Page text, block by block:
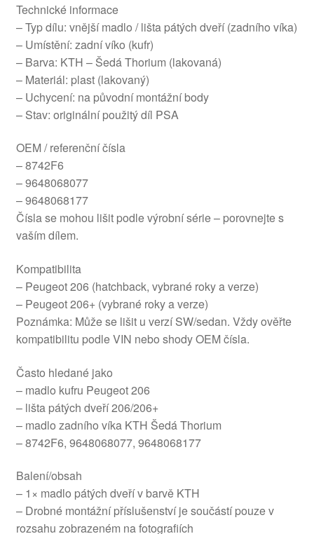
Technické informace
– Typ dílu: vnější madlo / lišta pátých dveří (zadního víka)
– Umístění: zadní víko (kufr)
– Barva: KTH – Šedá Thorium (lakovaná)
– Materiál: plast (lakovaný)
– Uchycení: na původní montážní body
– Stav: originální použitý díl PSA
OEM / referenční čísla
– 8742F6
– 9648068077
– 9648068177
Čísla se mohou lišit podle výrobní série – porovnejte s
vaším dílem.
Kompatibilita
– Peugeot 206 (hatchback, vybrané roky a verze)
– Peugeot 206+ (vybrané roky a verze)
Poznámka: Může se lišit u verzí SW/sedan. Vždy ověřte
kompatibilitu podle VIN nebo shody OEM čísla.
Často hledané jako
– madlo kufru Peugeot 206
– lišta pátých dveří 206/206+
– madlo zadního víka KTH Šedá Thorium
– 8742F6, 9648068077, 9648068177
Balení/obsah
– 1× madlo pátých dveří v barvě KTH
– Drobné montážní příslušenství je součástí pouze v
rozsahu zobrazeném na fotografiích